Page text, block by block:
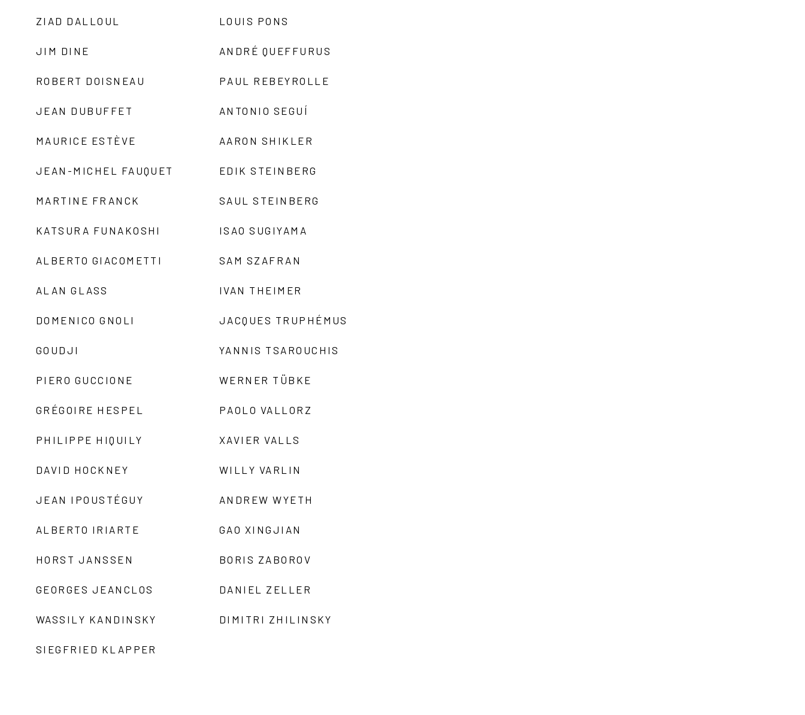
ZIAD DALLOUL
JIM DINE
ROBERT DOISNEAU
JEAN DUBUFFET
MAURICE ESTÈVE
JEAN-MICHEL FAUQUET
MARTINE FRANCK
KATSURA FUNAKOSHI
ALBERTO GIACOMETTI
ALAN GLASS
DOMENICO GNOLI
GOUDJI
PIERO GUCCIONE
GRÉGOIRE HESPEL
PHILIPPE HIQUILY
DAVID HOCKNEY
JEAN IPOUSTÉGUY
ALBERTO IRIARTE
HORST JANSSEN
GEORGES JEANCLOS
WASSILY KANDINSKY
SIEGFRIED KLAPPER
LOUIS PONS
ANDRÉ QUEFFURUS
PAUL REBEYROLLE
ANTONIO SEGUÍ
AARON SHIKLER
EDIK STEINBERG
SAUL STEINBERG
ISAO SUGIYAMA
SAM SZAFRAN
IVAN THEIMER
JACQUES TRUPHÉMUS
YANNIS TSAROUCHIS
WERNER TÜBKE
PAOLO VALLORZ
XAVIER VALLS
WILLY VARLIN
ANDREW WYETH
GAO XINGJIAN
BORIS ZABOROV
DANIEL ZELLER
DIMITRI ZHILINSKY